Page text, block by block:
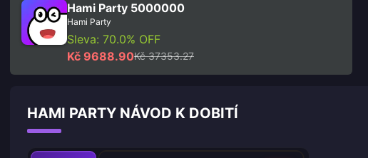
Hami Party 5000000
Hami Party
Sleva: 70.0% OFF
Kč 9688.90Kč 37353.27
HAMI PARTY NÁVOD K DOBITÍ